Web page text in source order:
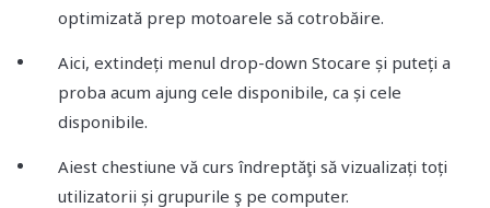
optimizată prep motoarele să cotrobăire.
Aici, extindeți menul drop-down Stocare și puteți a
proba acum ajung cele disponibile, ca și cele
disponibile.
Aiest chestiune vă curs îndreptăţi să vizualizați toți
utilizatorii și grupurile ş pe computer.